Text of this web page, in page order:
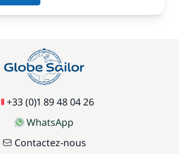
+33 (0)1 89 48 04 26
WhatsApp
Contactez-nous